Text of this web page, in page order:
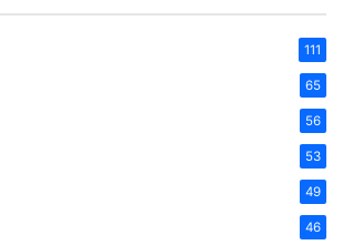
111
65
56
53
49
46